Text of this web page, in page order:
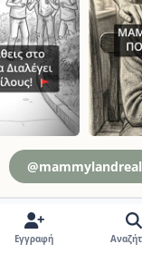
@mammylandreal
Εγγραφή